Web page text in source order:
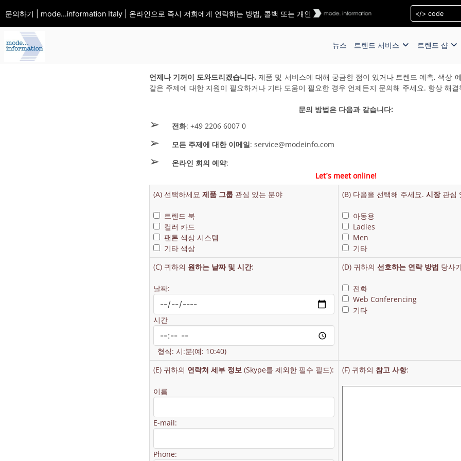
문의하기 | mode...information Italy | 온라인으로 즉시 저희에게 연락하는 방법, 콜백 또는 개인
뉴스 트렌드 서비스 트렌드 샵
언제나 기꺼이 도와드리겠습니다. 제품 및 서비스에 대해 궁금한 점이 있거나 트렌드 예측, 색상
같은 주제에 대한 지원이 필요하거나 기타 도움이 필요한 경우 언제든지 문의해 주세요. 항상 해
문의 방법은 다음과 같습니다:
➢ 전화: +49 2206 6007 0
➢ 모든 주제에 대한 이메일: service@modeinfo.com
➢ 온라인 회의 예약:
Let´s meet online!
(A) 선택하세요제품 그룹 관심 있는 분야
트렌드 북
컬러 카드
팬톤 색상 시스템
기타 색상
(B) 다음을 선택해 주세요.시장관심
아동용
Ladies
Men
기타
(C) 귀하의 원하는 날짜 및 시간:
날짜:
시간
형식: 시:분(예: 10:40)
(D) 귀하의선호하는 연락 방법 당사
전화
Web Conferencing
기타
(E) 귀하의 연락처 세부 정보 (Skype를 제외한 필수 필드):
이름
E-mail:
Phone:
(F) 귀하의 참고 사항: